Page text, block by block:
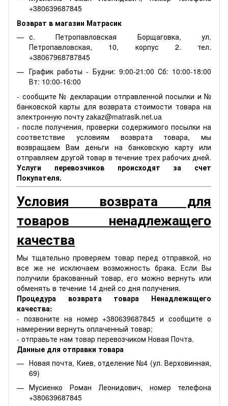
+380639687845
Возврат в магазин Матрасик
с. Петропавловская Борщаговка, ул.
Петропавловская, 10, корпус 2. тел.
+38067968787845
График работы - Будни: 9:00-21:00 Сб: 10:00-18:00
Вт: 10:00-16:00
- сообщите № декларации отправленной посылки и №
банковской карты для возврата стоимости товара на
электронную почту zakaz@matrasik.net.ua
- после получения, проверки содержимого посылки на
соответствие условиям возврата товара, мы
возвращаем Вам деньги на банковскую карту или
отправляем другой товар в течение трех рабочих дней.
Услуги перевозчиков происходят за счет
Покупателя.
Условия возврата для
товаров ненадлежащего
качества
Мы тщательно проверяем товар перед отправкой, но
все же не исключаем возможность брака. Если Вы
получили бракованный товар, его можно вернуть или
обменять в течение 14 дней со дня получения.
Процедура возврата товара Ненадлежащего
качества:
- позвоните на номер +380639687845 и сообщите о
намерении вернуть оплаченный товар;
- отправьте нам товар перевозчиком Новая Почта.
Данные для отправки товара
Новая почта, Киев, отделение №4 (ул. Верховинная,
69)
Мусиенко Роман Леонидович, номер телефона
+380639687845